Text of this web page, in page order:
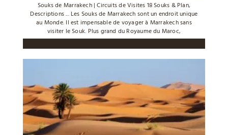
Souks de Marrakech­ | Circuits de Visites 18 Souks & Plan,
Descriptions ... Les Souks de Marrakech sont un endroit unique
au Monde. Il est impensable de voyager à Marrakech sans
visiter le Souk. Plus grand du Royaume du Maroc,